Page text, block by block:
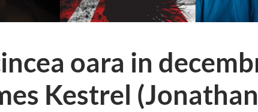
oara in
Kestrel